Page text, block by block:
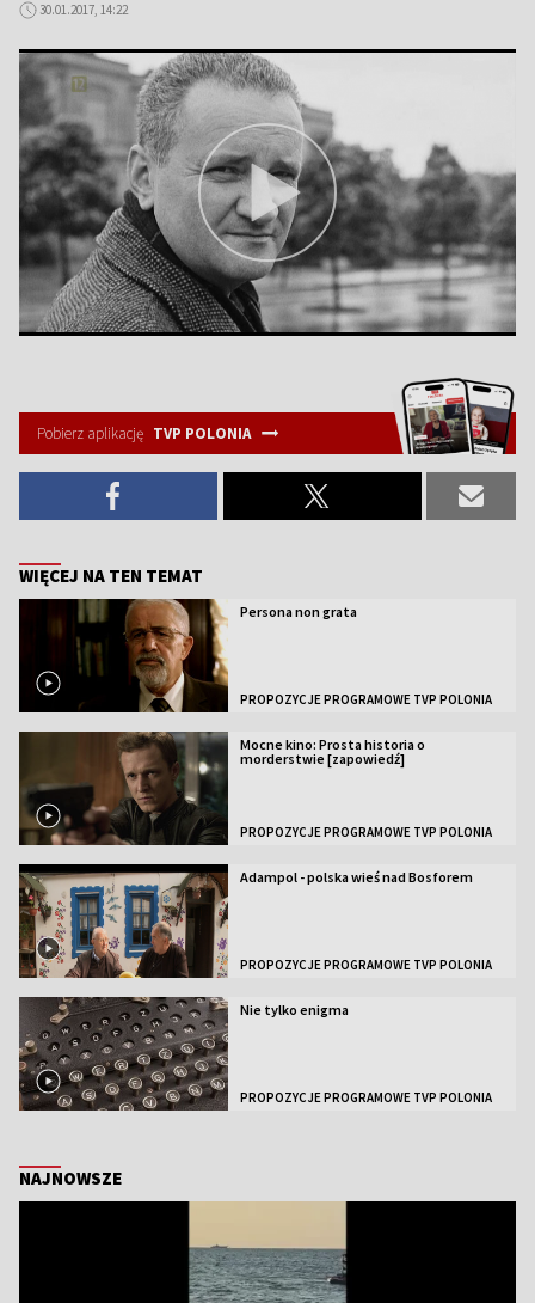
30.01.2017, 14:22
Pobierz aplikację TVP POLONIA
WIĘCEJ NA TEN TEMAT
Persona non grata
PROPOZYCJE PROGRAMOWE TVP POLONIA
Mocne kino: Prosta historia o
morderstwie [zapowiedź]
PROPOZYCJE PROGRAMOWE TVP POLONIA
Adampol - polska wieś nad Bosforem
PROPOZYCJE PROGRAMOWE TVP POLONIA
Nie tylko enigma
PROPOZYCJE PROGRAMOWE TVP POLONIA
NAJNOWSZE